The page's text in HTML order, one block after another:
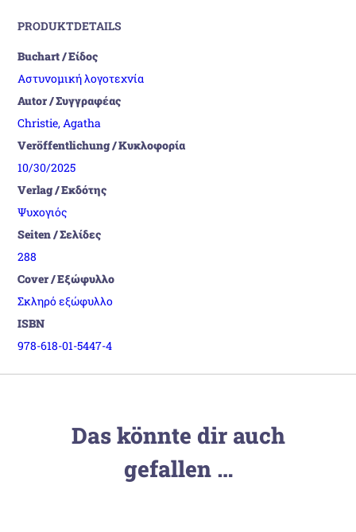
PRODUKTDETAILS
Buchart / Είδος
Αστυνομική λογοτεχνία
Autor / Συγγραφέας
Christie, Agatha
Veröffentlichung / Κυκλοφορία
10/30/2025
Verlag / Εκδότης
Ψυχογιός
Seiten / Σελίδες
288
Cover / Εξώφυλλο
Σκληρό εξώφυλλο
ISBN
978-618-01-5447-4
Das könnte dir auch
gefallen …